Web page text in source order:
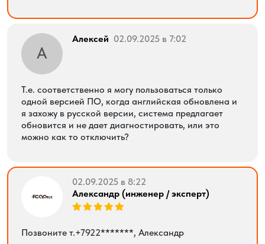
А
Алексей 02.09.2025 в 7:02
Т.е. соответственно я могу пользоваться только
одной версией ПО, когда английская обновлена и
я захожу в русской версии, система предлагает
обновится и не дает диагностировать, или это
можно как то отключить?
Александр (инженер / эксперт)
02.09.2025 в 8:22
Позвоните т.+7922*******, Александр